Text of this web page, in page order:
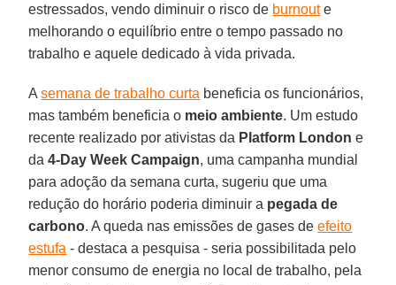
estressados, vendo diminuir o risco de burnoute
melhorando o equilíbrio entre o tempo passado no
trabalho e aquele dedicado à vida privada.
Asemana de trabalho curta beneficia os funcionários,
mas também beneficia o meio ambiente. Um estudo
recente realizado por ativistas da Platform London e
da4-Day Week Campaign, uma campanha mundial
para adoção da semana curta, sugeriu que uma
redução do horário poderia diminuir a pegada de
carbono. A queda nas emissões de gases deefeito
estufa - destaca a pesquisa - seria possibilitada pelo
menor consumo de energia no local de trabalho, pela